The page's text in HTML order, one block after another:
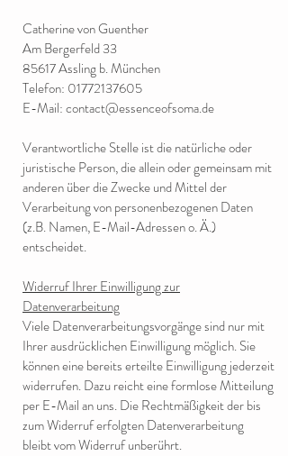
Catherine von Guenther
Am Bergerfeld 33
85617 Assling b. München
Telefon: 01772137605
E-Mail: contact@essenceofsoma.de
Verantwortliche Stelle ist die natürliche oder
juristische Person, die allein oder gemeinsam mit
anderen über die Zwecke und Mittel der
Verarbeitung von personenbezogenen Daten
(z.B. Namen, E-Mail-Adressen o. Ä.)
entscheidet.
Widerruf Ihrer Einwilligung zur
Datenverarbeitung
Viele Datenverarbeitungsvorgänge sind nur mit
Ihrer ausdrücklichen Einwilligung möglich. Sie
können eine bereits erteilte Einwilligung jederzeit
widerrufen. Dazu reicht eine formlose Mitteilung
per E-Mail an uns. Die Rechtmäßigkeit der bis
zum Widerruf erfolgten Datenverarbeitung
bleibt vom Widerruf unberührt.